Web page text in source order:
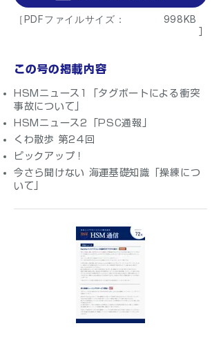
［PDFファイルサイズ： 998KB
この号の掲載内容
HSMニュース1「タグボートによる衝突
事故について」
HSMニュース2「PSC通報」
くわ散歩 第24回
ピックアップ！
今さら聞けない 海運基礎知識「操練につ
いて」